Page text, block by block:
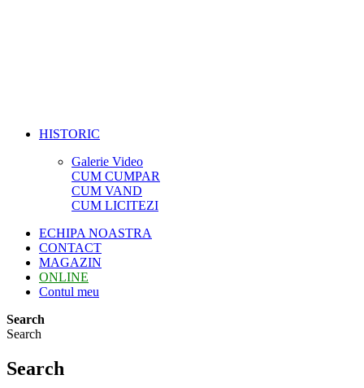
HISTORIC
Galerie Video
CUM CUMPAR
CUM VAND
CUM LICITEZI
ECHIPA NOASTRA
CONTACT
MAGAZIN
ONLINE
Contul meu
Search
Search
Search